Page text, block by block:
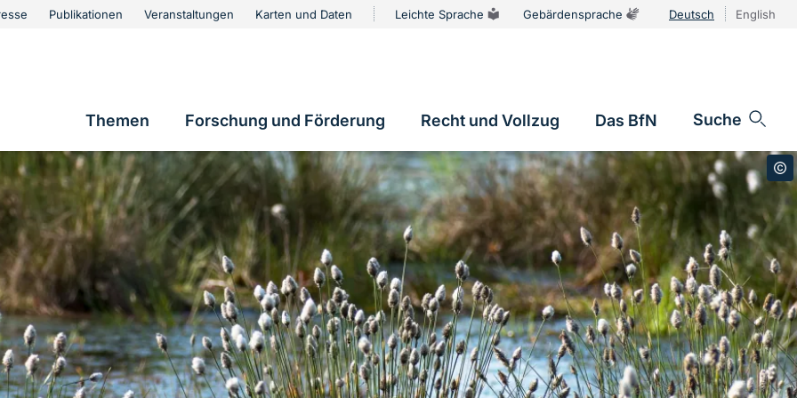
Publikationen Veranstaltungen Karten und Daten Leichte Sprache Gebärdensprache Deutsch English
Hauptnavigation
Themen Forschung und Förderung Recht und Vollzug Das BfN Suche